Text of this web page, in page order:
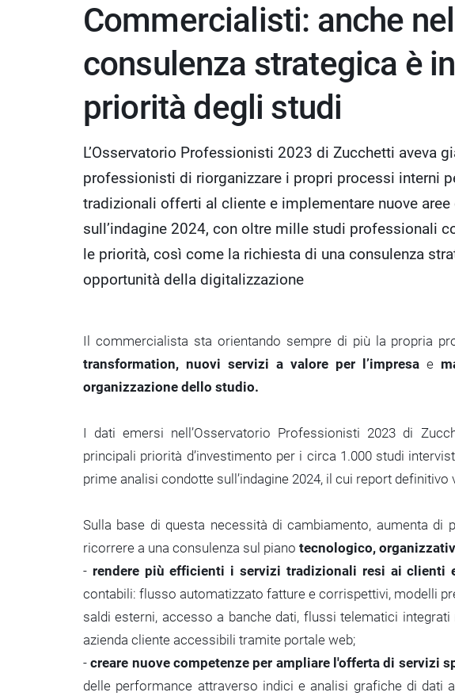
Commercialisti: anche
consulenza strategica è
priorità degli studi
L’Osservatorio Professionisti 2023 di Zucchetti aveva
professionisti di riorganizzare i propri processi interni
tradizionali offerti al cliente e implementare nuove
sull’indagine 2024, con oltre mille studi professionali
le priorità, così come la richiesta di una consulenza
opportunità della digitalizzazione
Il commercialista sta orientando sempre di più la propria
transformation, nuovi servizi a valore per l’impresa e
organizzazione dello studio.
I dati emersi nell’Osservatorio Professionisti 2023 di
principali priorità d’investimento per i circa 1.000 studi
prime analisi condotte sull’indagine 2024, il cui report
Sulla base di questa necessità di cambiamento, aumenta di
ricorrere a una consulenza sul piano tecnologico,
- rendere più efficienti i servizi tradizionali resi ai clienti
contabili: flusso automatizzato fatture e corrispettivi, modelli
saldi esterni, accesso a banche dati, flussi telematici
azienda cliente accessibili tramite portale web;
-creare nuove competenze per ampliare l'offerta di servizi
delle performance attraverso indici e analisi grafiche di dati